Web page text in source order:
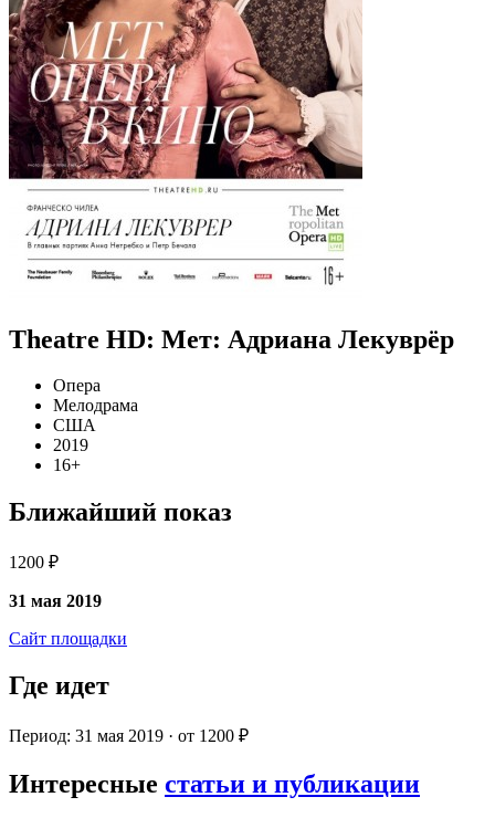
Theatre HD: Мет: Адриана Лекуврёр
Опера
Мелодрама
США
2019
16+
Ближайший показ
1200 ₽
31 мая 2019
Сайт площадки
Где идет
Период: 31 мая 2019 · от 1200 ₽
Интересные статьи и публикации